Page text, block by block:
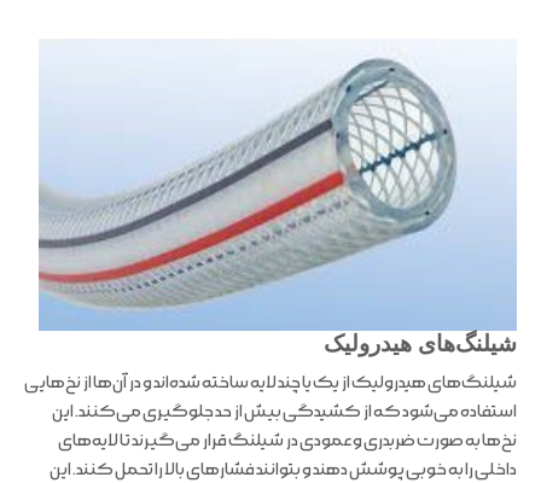
شیلنگ‌های هیدرولیک
شیلنگ‌های هیدرولیک از یک یا چند لایه ساخته شده‌اند و در آن‌ها از نخ‌هایی
استفاده می‌شود که از کشیدگی بیش از حد جلوگیری می‌کنند. این
نخ‌ها به صورت ضربدری و عمودی در شیلنگ قرار می‌گیرند تا لایه‌های
داخلی را به خوبی پوشش دهند و بتوانند فشارهای بالا را تحمل کنند. این